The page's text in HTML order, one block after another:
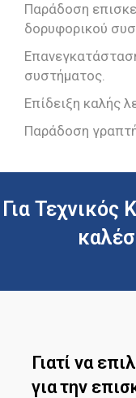
Παράδοση
δορυφορικού
συστήματος.
Επίδειξη καλής
Παράδοση
Για
Γιατί να
για την